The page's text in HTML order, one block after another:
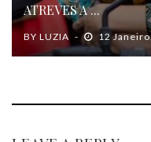
ATREVES A ...
BY LUZIA 12